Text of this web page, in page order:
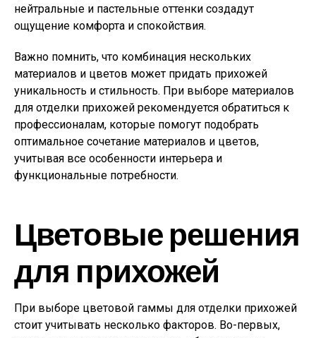
нейтральные и пастельные оттенки создадут
ощущение комфорта и спокойствия.
Важно помнить, что комбинация нескольких
материалов и цветов может придать прихожей
уникальность и стильность. При выборе материалов
для отделки прихожей рекомендуется обратиться к
профессионалам, которые помогут подобрать
оптимальное сочетание материалов и цветов,
учитывая все особенности интерьера и
функциональные потребности.
Цветовые решения
для прихожей
При выборе цветовой гаммы для отделки прихожей
стоит учитывать несколько факторов. Во-первых,